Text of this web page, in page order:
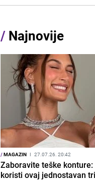
/ Najnovije
/MAGAZIN I 27.07.26. 20:42
Zaboravite teške
koristi ovaj jednostavan